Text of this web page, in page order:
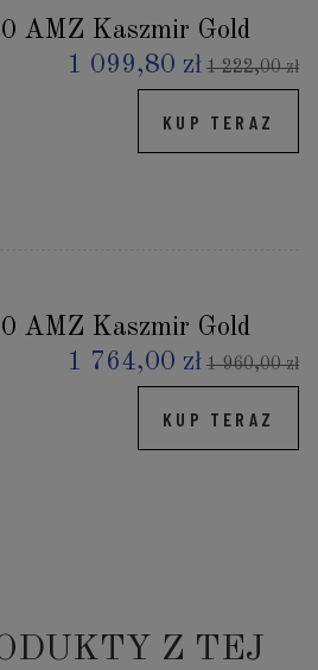
AMZ Kaszmir Gold
1 099,80 zł 1 222,00 zł
KUP TERAZ
AMZ Kaszmir Gold
1 764,00 zł 1 960,00 zł
KUP TERAZ
Z TEJ